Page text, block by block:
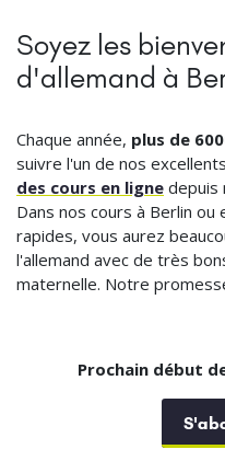
Soyez les
d'allemand à
Chaque année, plus de
suivre l'un de nos
des cours en ligne depuis
Dans nos cours à Berlin
rapides, vous aurez
l'allemand avec de très
maternelle. Notre
Prochain début